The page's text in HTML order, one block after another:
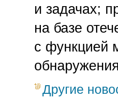
и задачах;
на базе
с функцией
Другие